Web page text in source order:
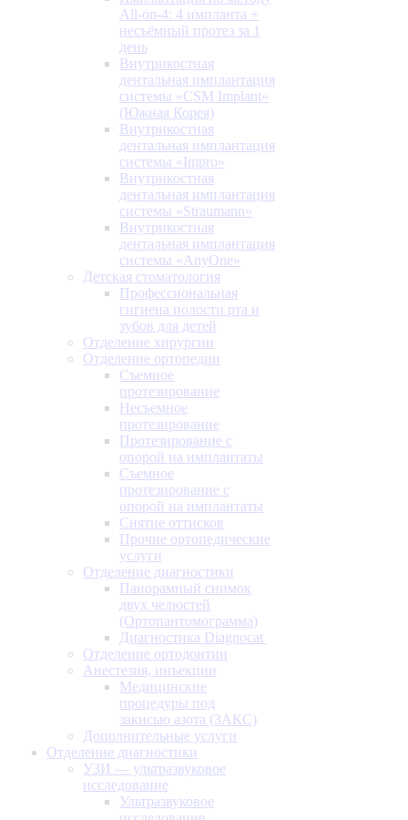
All-on-4: 4 импланта +
несъёмный протез за 1
день
Внутрикостная
дентальная имплантация
системы «CSM Implant»
(Южная Корея)
Внутрикостная
дентальная имплантация
системы «Impro»
Внутрикостная
дентальная имплантация
системы «Straumann»
Внутрикостная
дентальная имплантация
системы «AnyOne»
Детская стоматология
Профессиональная
гигиена полости рта и
зубов для детей
Отделение хирургии
Отделение ортопедии
Съемное
протезирование
Несъемное
протезирование
Протезирование с
опорой на имплантаты
Съемное
протезирование с
опорой на имплантаты
Снятие оттисков
Прочие ортопедические
услуги
Отделение диагностики
Панорамный снимок
двух челюстей
(Ортопантомограмма)
Диагностика Diagnocat
Отделение ортодонтии
Анестезия, инъекции
Медицинские
процедуры под
закисью азота (ЗАКС)
Дополнительные услуги
Отделение диагностики
УЗИ — ультразвуковое
исследование
Ультразвуковое